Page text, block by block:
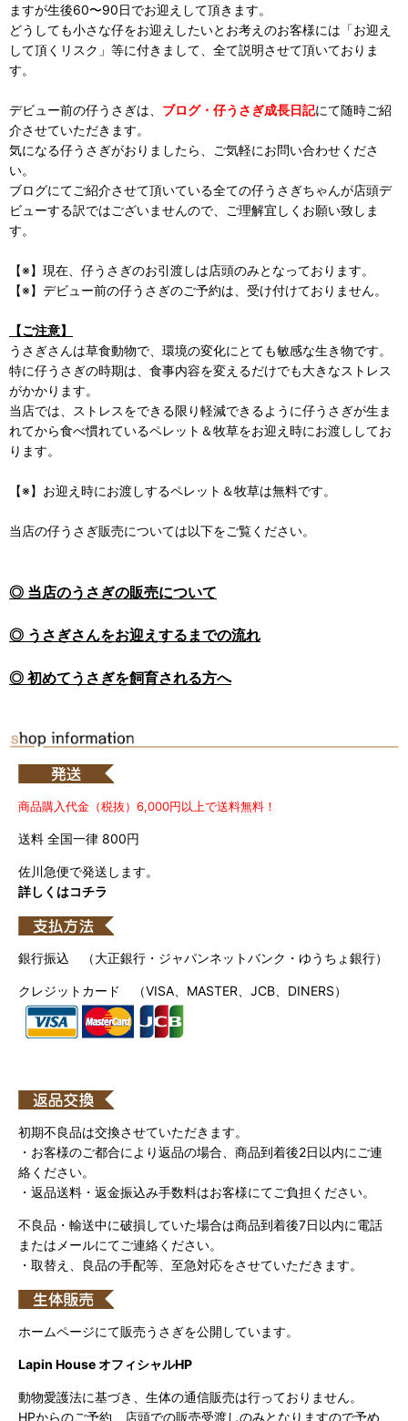
ますが生後60〜90日でお迎えして頂きます。
どうしても小さな仔をお迎えしたいとお考えのお客様には「お迎え
して頂くリスク」等に付きまして、全て説明させて頂いておりま
す。
デビュー前の仔うさぎは、 ブログ・仔うさぎ成長日記にて随時ご紹
介させていただきます。
気になる仔うさぎがおりましたら、ご気軽にお問い合わせくださ
い。
ブログにてご紹介させて頂いている全ての仔うさぎちゃんが店頭デ
ビューする訳ではございませんので、ご理解宜しくお願い致しま
す。
【※】現在、仔うさぎのお引渡しは店頭のみとなっております。
【※】デビュー前の仔うさぎのご予約は、受け付けておりません。
【ご注意】
うさぎさんは草食動物で、環境の変化にとても敏感な生き物です。
特に仔うさぎの時期は、食事内容を変えるだけでも大きなストレス
がかかります。
当店では、ストレスをできる限り軽減できるように仔うさぎが生ま
れてから食べ慣れているペレット＆牧草をお迎え時にお渡ししてお
ります。
【※】お迎え時にお渡しするペレット＆牧草は無料です。
当店の仔うさぎ販売については以下をご覧ください。
◎ 当店のうさぎの販売について
◎ うさぎさんをお迎えするまでの流れ
◎ 初めてうさぎを飼育される方へ
商品購入代金（税抜）6,000円以上で送料無料！
送料 全国一律 800円
佐川急便で発送します。
詳しくはコチラ
銀行振込 （大正銀行・ジャパンネットバンク・ゆうちょ銀行）
クレジットカード （VISA、MASTER、JCB、DINERS）
初期不良品は交換させていただきます。
・お客様のご都合により返品の場合、商品到着後2日以内にご連
絡ください。
・返品送料・返金振込み手数料はお客様にてご負担ください。
不良品・輸送中に破損していた場合は商品到着後7日以内に電話
またはメールにてご連絡ください。
・取替え、良品の手配等、至急対応をさせていただきます。
ホームページにて販売うさぎを公開しています。
Lapin House オフィシャルHP
動物愛護法に基づき、生体の通信販売は行っておりません。
HPからのご予約、店頭での販売受渡しのみとなりますので予め